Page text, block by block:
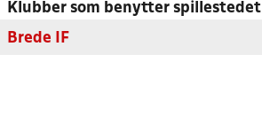
Klubber som benytter spillestedet
Brede IF